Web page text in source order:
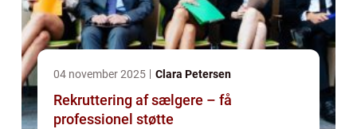
04 november 2025 Clara Petersen
Rekruttering af sælgere – få
professionel støtte